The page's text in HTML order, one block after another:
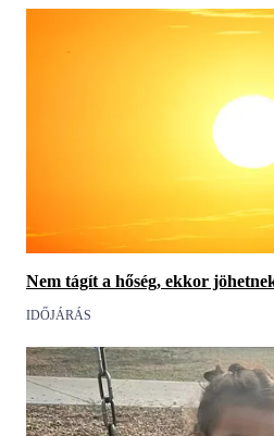
Nem tágít a hőség, ekkor
IDŐJÁRÁS